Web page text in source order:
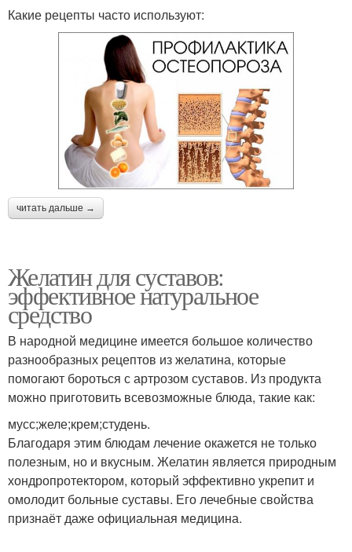
Какие рецепты часто используют:
читать дальше →
Желатин для суставов:
эффективное натуральное
средство
В народной медицине имеется большое количество
разнообразных рецептов из желатина, которые
помогают бороться с артрозом суставов. Из продукта
можно приготовить всевозможные блюда, такие как:
мусс;желе;крем;студень.
Благодаря этим блюдам лечение окажется не только
полезным, но и вкусным. Желатин является природным
хондропротектором, который эффективно укрепит и
омолодит больные суставы. Его лечебные свойства
признаёт даже официальная медицина.